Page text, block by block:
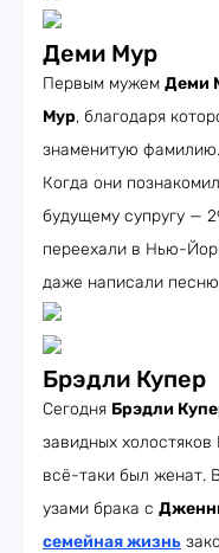
Деми Мур
Первым мужем Деми
Мур, благодаря
знаменитую фамилию.
Когда они
будущему супругу —
переехали в Нью-
даже написали
Брэдли Купер
Сегодня Брэдли
завидных
всё-таки был женат.
узами брака с
семейная жизнь